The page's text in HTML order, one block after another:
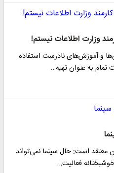
وزارت اطلاعات نیستم!
و آموزش‌های نادرست استفاده
به عنوان تهیه…
معتقد است: حال سینما نمی‌تواند
فعالیت…